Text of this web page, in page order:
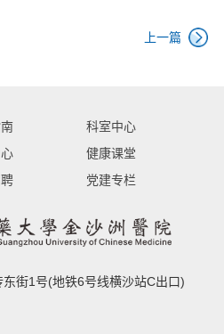
上一篇
科室中心
健康课堂
党建专栏
街1号(地铁6号线横沙站C出口)